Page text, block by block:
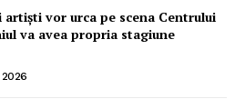
artiști vor urca pe scena Centrului
va avea propria stagiune